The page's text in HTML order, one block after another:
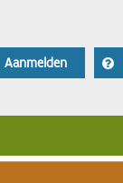
Aanmelden